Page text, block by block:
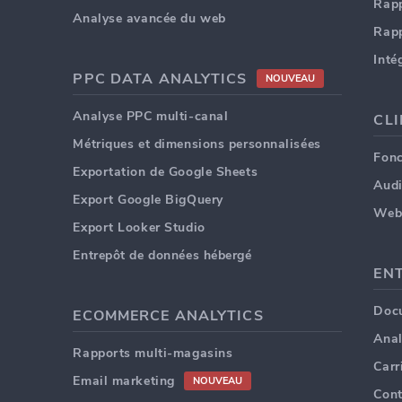
Analyse avancée du web
PPC DATA ANALYTICS NOUVEAU
Analyse PPC multi-canal
Métriques et dimensions personnalisées
Exportation de Google Sheets
Export Google BigQuery
Export Looker Studio
Entrepôt de données hébergé
ECOMMERCE ANALYTICS
Rapports multi-magasins
Email marketing
NOUVEAU